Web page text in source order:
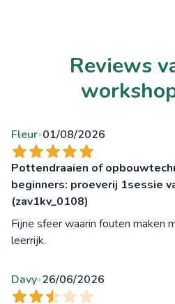
Reviews
Fleur•01/08/2026
Pottendraaien of
beginners: proeverij 1sessie
(zav1kv_0108)
Fijne sfeer waarin fouten maken
leerrijk.
Davy•26/06/2026